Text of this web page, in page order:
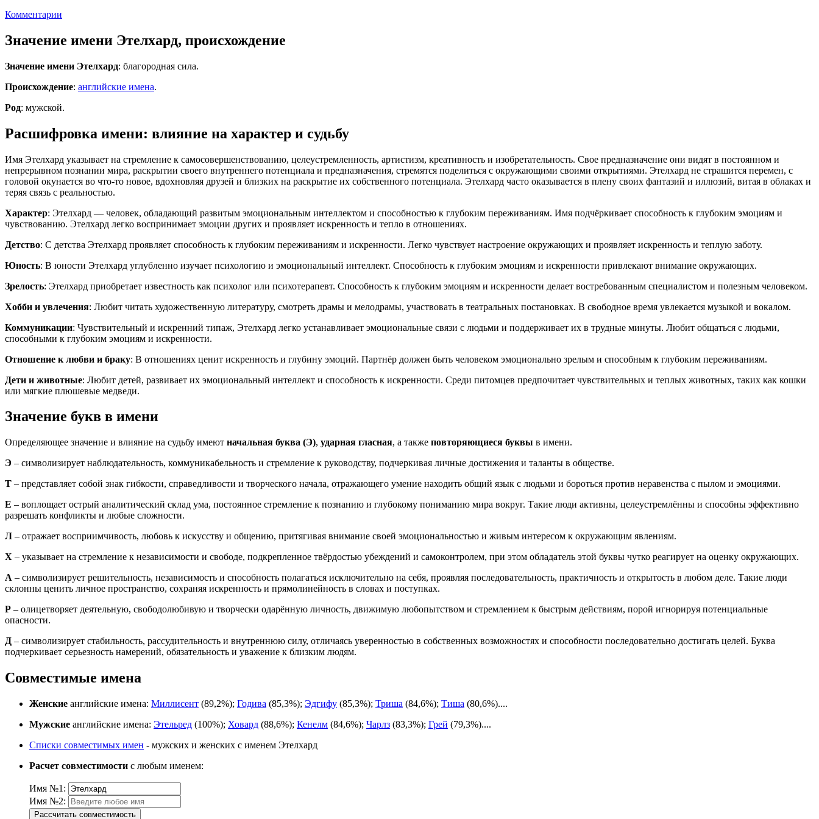
Комментарии
Значение имени Этелхард, происхождение
Значение имени Этелхард: благородная сила.
Происхождение: английские имена.
Род: мужской.
Расшифровка имени: влияние на характер и судьбу
Имя Этелхард указывает на стремление к самосовершенствованию, целеустремленность, артистизм, креативность и изобретательность. Свое предназначение они видят в постоянном и
непрерывном познании мира, раскрытии своего внутреннего потенциала и предназначения, стремятся поделиться с окружающими своими открытиями. Этелхард не страшится перемен, с
головой окунается во что-то новое, вдохновляя друзей и близких на раскрытие их собственного потенциала. Этелхард часто оказывается в плену своих фантазий и иллюзий, витая в облаках и
теряя связь с реальностью.
Характер: Этелхард — человек, обладающий развитым эмоциональным интеллектом и способностью к глубоким переживаниям. Имя подчёркивает способность к глубоким эмоциям и
чувствованию. Этелхард легко воспринимает эмоции других и проявляет искренность и тепло в отношениях.
Детство: С детства Этелхард проявляет способность к глубоким переживаниям и искренности. Легко чувствует настроение окружающих и проявляет искренность и теплую заботу.
Юность: В юности Этелхард углубленно изучает психологию и эмоциональный интеллект. Способность к глубоким эмоциям и искренности привлекают внимание окружающих.
Зрелость: Этелхард приобретает известность как психолог или психотерапевт. Способность к глубоким эмоциям и искренности делает востребованным специалистом и полезным человеком.
Хобби и увлечения: Любит читать художественную литературу, смотреть драмы и мелодрамы, участвовать в театральных постановках. В свободное время увлекается музыкой и вокалом.
Коммуникации: Чувствительный и искренний типаж, Этелхард легко устанавливает эмоциональные связи с людьми и поддерживает их в трудные минуты. Любит общаться с людьми,
способными к глубоким эмоциям и искренности.
Отношение к любви и браку: В отношениях ценит искренность и глубину эмоций. Партнёр должен быть человеком эмоционально зрелым и способным к глубоким переживаниям.
Дети и животные: Любит детей, развивает их эмоциональный интеллект и способность к искренности. Среди питомцев предпочитает чувствительных и теплых животных, таких как кошки
или мягкие плюшевые медведи.
Значение букв в имени
Определяющее значение и влияние на судьбу имеют начальная буква (Э), ударная гласная, а также повторяющиеся буквы в имени.
Э – символизирует наблюдательность, коммуникабельность и стремление к руководству, подчеркивая личные достижения и таланты в обществе.
Т – представляет собой знак гибкости, справедливости и творческого начала, отражающего умение находить общий язык с людьми и бороться против неравенства с пылом и эмоциями.
Е – воплощает острый аналитический склад ума, постоянное стремление к познанию и глубокому пониманию мира вокруг. Такие люди активны, целеустремлённы и способны эффективно
разрешать конфликты и любые сложности.
Л – отражает восприимчивость, любовь к искусству и общению, притягивая внимание своей эмоциональностью и живым интересом к окружающим явлениям.
Х – указывает на стремление к независимости и свободе, подкрепленное твёрдостью убеждений и самоконтролем, при этом обладатель этой буквы чутко реагирует на оценку окружающих.
А – символизирует решительность, независимость и способность полагаться исключительно на себя, проявляя последовательность, практичность и открытость в любом деле. Такие люди
склонны ценить личное пространство, сохраняя искренность и прямолинейность в словах и поступках.
Р – олицетворяет деятельную, свободолюбивую и творчески одарённую личность, движимую любопытством и стремлением к быстрым действиям, порой игнорируя потенциальные
опасности.
Д – символизирует стабильность, рассудительность и внутреннюю силу, отличаясь уверенностью в собственных возможностях и способности последовательно достигать целей. Буква
подчеркивает серьезность намерений, обязательность и уважение к близким людям.
Совместимые имена
Женские английские имена: Миллисент (89,2%); Годива (85,3%); Эдгифу (85,3%); Триша (84,6%); Тиша (80,6%)....
Мужские английские имена: Этельред (100%); Ховард (88,6%); Кенелм (84,6%); Чарлз (83,3%); Грей (79,3%)....
Списки совместимых имен - мужских и женских с именем Этелхард
Расчет совместимости с любым именем:
Имя №1:
Имя №2:
Рассчитать совместимость